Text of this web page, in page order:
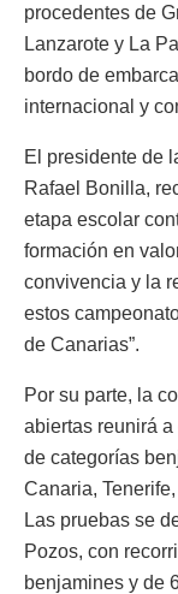
procedentes de
Lanzarote y La
bordo de
internacional y
El presidente de
Rafael Bonilla,
etapa escolar
formación en
convivencia y la
estos
de Canarias”.
Por su parte, la
abiertas reunirá
de categorías
Canaria,
Las pruebas se
Pozos, con
benjamines y de